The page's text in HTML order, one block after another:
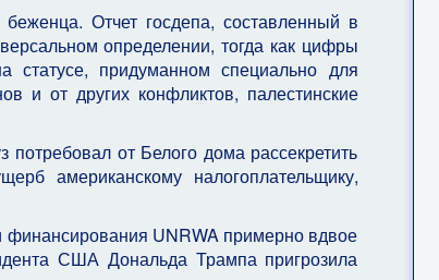
Отчет госдепа, составленный в
определении, тогда как цифры
статусе, придуманном специально для
и от других конфликтов, палестинские
от Белого дома рассекретить
американскому налогоплательщику,
UNRWA примерно вдвое
США Дональда Трампа пригрозила